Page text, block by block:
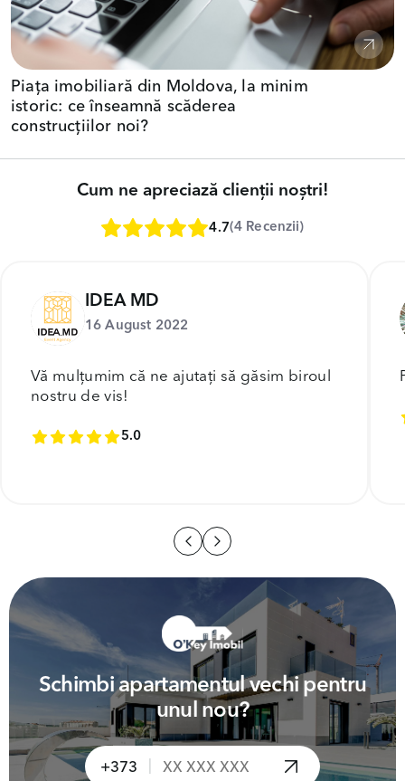
Piața imobiliară din Moldova, la minim
istoric: ce înseamnă scăderea
construcțiilor noi?
Cum ne apreciază clienții noștri!
4.7(4 Recenzii)
IDEA MD
16 August 2022
Vă mulțumim că ne ajutați să găsim biroul
nostru de vis!
5.0
Schimbi apartamentul vechi pentru
unul nou?
+373